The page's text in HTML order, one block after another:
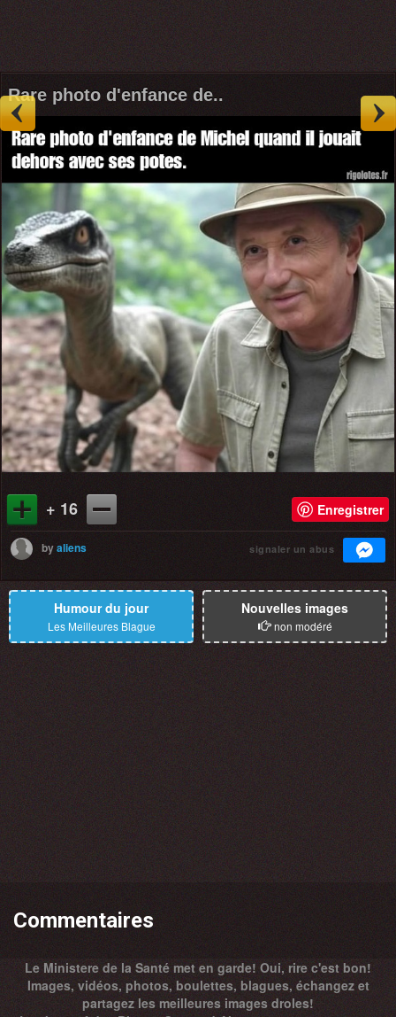
Rare photo d'enfance de..
+ 16 Enregistrer
byaliens signaler un abus
Humour du jour
Les Meilleures Blague
Nouvelles images
non modéré
Commentaires
Le Ministere de la Santé met en garde! Oui, rire c'est bon!
Images, vidéos, photos, boulettes, blagues, échangez et
partagez les meilleures images droles!